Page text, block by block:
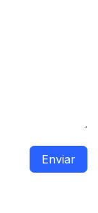
Enviar